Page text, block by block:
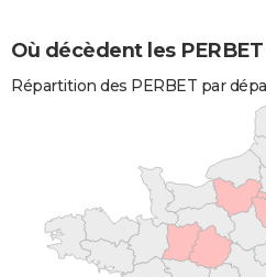
Où décèdent les PERBET
Répartition des PERBET par